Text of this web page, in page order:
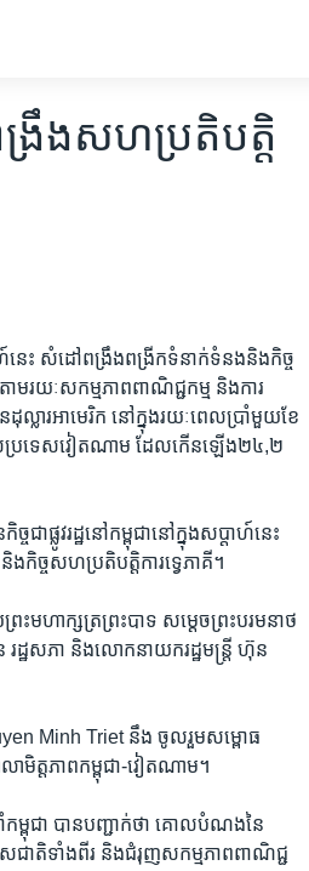
រឹង​សហ​ប្រតិបត្តិ
ហ៍​នេះ ​សំដៅ​ពង្រឹង​ពង្រីក​ទំនាក់​ទំនង​និង​កិច្ច​
ម​រយៈ​សកម្ម​ភាព​ពាណិជ្ជ​កម្ម​ និង​ការ
ល្លារ​អាមេរិក​ នៅ​ក្នុង​រយៈ​ពេល​ប្រាំមួយ​ខែ​
ស់​ប្រទេស​វៀតណាម​ ដែលកើន​ឡើង​២៤,២​
ផ្លូវ​រដ្ឋ​នៅ​កម្ពុជានៅ​ក្នុង​សប្តាហ៍​នេះ​
កិច្ច​សហ​ប្រតិបត្តិការ​ទ្វេ​ភាគី។
មហា​ក្សត្រ​ព្រះ​បាទ​ សម្តេច​ព្រះ​បរមនាថ​
ឋ​សភា​ និង​លោក​នាយក​រដ្ឋមន្ត្រី ​ហ៊ុន
​Minh ​Triet​ ​នឹង​ ចូល​រួម​សម្ពោធ
មិត្ត​ភាព​កម្ពុជា​-វៀតណាម។
ម្ពុជា​ ​បាន​បញ្ជាក់​ថា​ ​គោល​បំណង​នៃ​
ជាតិ​ទាំង​ពីរ ​និង​ជំរុញ​សកម្ម​ភាព​ពាណិជ្ជ​